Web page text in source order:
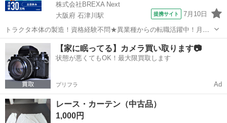
株式会社BREXA Next
大阪府 石津川駅
提携サイト 7月10日
トラクタ本体の製造！資格経験不問★異業種からの転職活躍中！月収
例29万円以上！生活支援物資事前対応可◎即日入寮OK！寮費はずっと
無料＆備品付き1R寮完備！赴任旅費会社負担！工場まで無料送迎あり
◎《大阪府堺市》 人気の工場の...
大阪 堺市 石津川駅 その他
【家に眠ってる】カメラ買い取ります📷
状態が悪くてもOK！最大限買取します
プリフラ Ad
レース・カーテン（中古品）
1,000円